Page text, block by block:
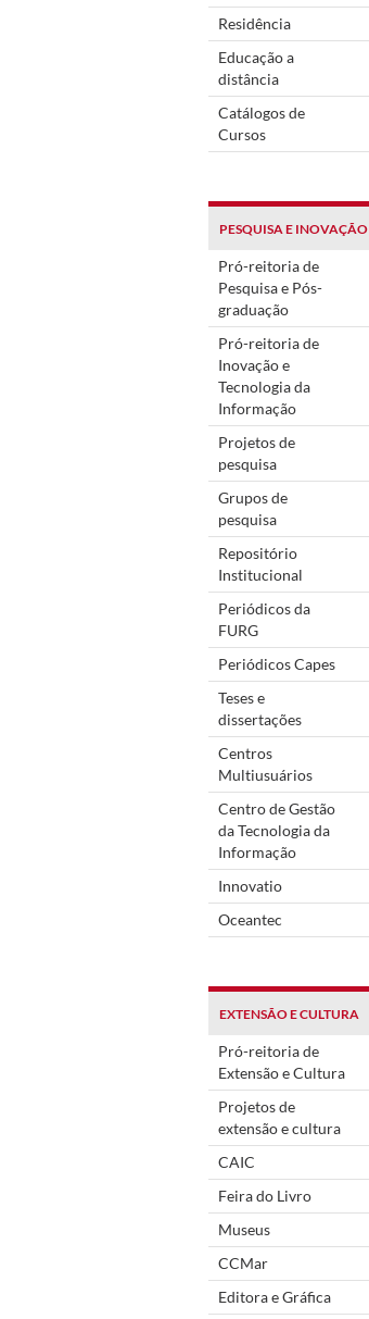
Residência
Educação a
distância
Catálogos de
Cursos
PESQUISA E INOVAÇÃO
Pró-reitoria de
Pesquisa e Pós-
graduação
Pró-reitoria de
Inovação e
Tecnologia da
Informação
Projetos de
pesquisa
Grupos de
pesquisa
Repositório
Institucional
Periódicos da
FURG
Periódicos Capes
Teses e
dissertações
Centros
Multiusuários
Centro de Gestão
da Tecnologia da
Informação
Innovatio
Oceantec
EXTENSÃO E CULTURA
Pró-reitoria de
Extensão e Cultura
Projetos de
extensão e cultura
CAIC
Feira do Livro
Museus
CCMar
Editora e Gráfica